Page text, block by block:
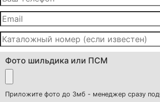
Фото шильдика или ПСМ
Приложите фото до 3мб - менеджер сразу